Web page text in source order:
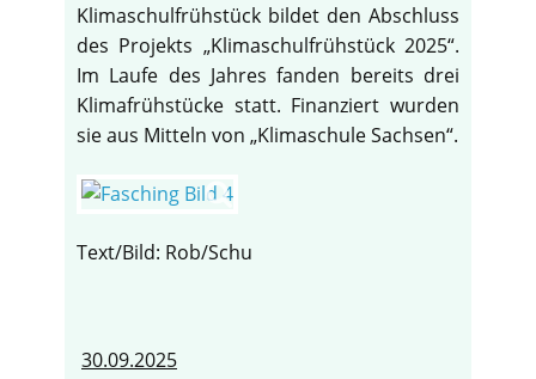
Klimaschulfrühstück bildet den Abschluss
des Projekts „Klimaschulfrühstück 2025“.
Im Laufe des Jahres fanden bereits drei
Klimafrühstücke statt. Finanziert wurden
sie aus Mitteln von „Klimaschule Sachsen“.
Text/Bild: Rob/Schu
30.09.2025